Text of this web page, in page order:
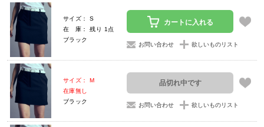
サイズ： S
在 庫： 残り 1点
ブラック
カートに入れる
お問い合わせ 欲しいものリスト
サイズ： M
在庫無し
ブラック
品切れ中です
お問い合わせ 欲しいものリスト